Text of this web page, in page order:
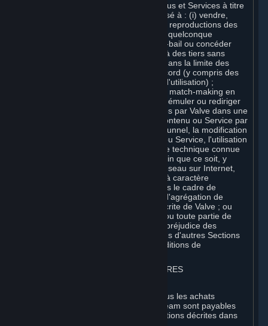
Vous êtes autorisé à utiliser les Contenus et Services à titre
personnel, mais vous n'êtes pas autorisé à : (i) vendre,
accorder un privilège ou transférer des reproductions des
Contenus et Services à des tiers d'une quelconque
manière, ni à louer, donner en location-bail ou concéder
sous licence les Contenus et Services à des tiers sans
l'accord préalable écrit de Valve, sauf dans la limite des
autorisations expresses du présent Accord (y compris des
Conditions de Souscription ou Règles d'utilisation) ;
(ii) héberger ou fournir des services de match-making en
ligne pour les Contenus et Services ou émuler ou rediriger
les protocoles de communication utilisés par Valve dans une
fonction de réseau quelconque d'un Contenu ou Service par
l'émulation du protocole, la mise sous tunnel, la modification
ou l'ajout de composants au Contenu ou Service, l'utilisation
d'un programme utilitaire ou toute autre technique connue
ou développée par la suite, à quelque fin que ce soit, y
compris notamment pour les jeux en réseau sur Internet,
les jeux en réseau à l'aide de réseaux à caractère
commercial ou non commercial ou dans le cadre de
réseaux, de sites Web ou de services d'agrégation de
contenu, sans autorisation préalable écrite de Valve ; ou
(iii) exploiter les Contenus et Services ou toute partie de
ceux-ci à des fins commerciales, sans préjudice des
autorisations expresses contenues dans d'autres Sections
du présent Accord (y compris des Conditions de
3. FACTURATION, PAIEMENT ET AUTRES
Tous les frais engagés sur Steam et tous les achats
effectués à l'aide du porte-monnaie Steam sont payables
d'avance et finaux, sauf dans les conditions décrites dans